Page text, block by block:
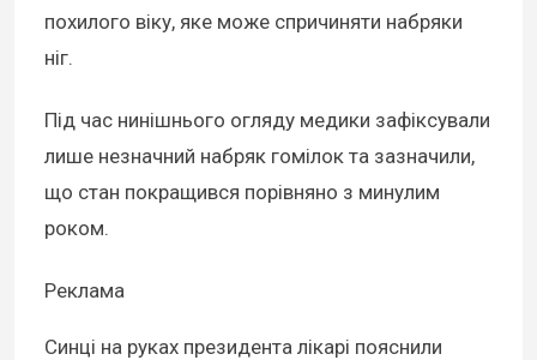
похилого віку, яке може спричиняти набряки
ніг.
Під час нинішнього огляду медики зафіксували
лише незначний набряк гомілок та зазначили,
що стан покращився порівняно з минулим
роком.
Реклама
Синці на руках президента лікарі пояснили